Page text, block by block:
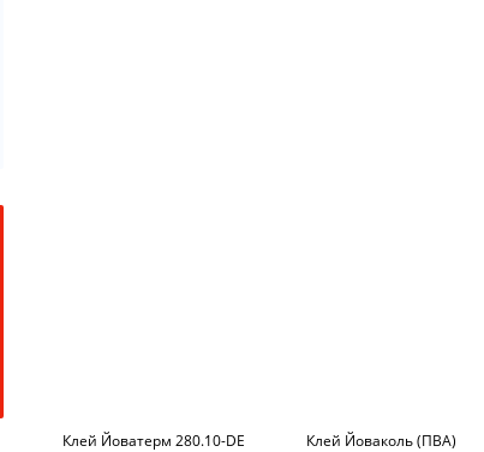
Клей Йоватерм 280.10-DE
Клей Йоваколь (ПВА)